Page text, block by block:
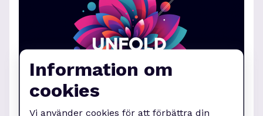
Information om
cookies
Vi använder cookies för att förbättra din